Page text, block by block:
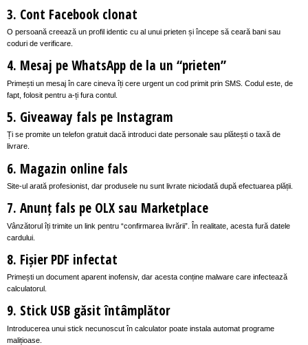
3. Cont Facebook clonat
O persoană creează un profil identic cu al unui prieten și începe să ceară bani sau
coduri de verificare.
4. Mesaj pe WhatsApp de la un “prieten”
Primești un mesaj în care cineva îți cere urgent un cod primit prin SMS. Codul este, de
fapt, folosit pentru a-ți fura contul.
5. Giveaway fals pe Instagram
Ți se promite un telefon gratuit dacă introduci date personale sau plătești o taxă de
livrare.
6. Magazin online fals
Site-ul arată profesionist, dar produsele nu sunt livrate niciodată după efectuarea plății.
7. Anunț fals pe OLX sau Marketplace
Vânzătorul îți trimite un link pentru “confirmarea livrării”. În realitate, acesta fură datele
cardului.
8. Fișier PDF infectat
Primești un document aparent inofensiv, dar acesta conține malware care infectează
calculatorul.
9. Stick USB găsit întâmplător
Introducerea unui stick necunoscut în calculator poate instala automat programe
malițioase.